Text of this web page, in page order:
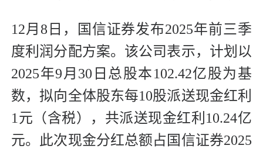
12月8日，国信证券发布2025年前三季
度利润分配方案。该公司表示，计划以
2025年9月30日总股本102.42亿股为基
数，拟向全体股东每10股派送现金红利
1元（含税），共派送现金红利10.24亿
元。此次现金分红总额占国信证券2025